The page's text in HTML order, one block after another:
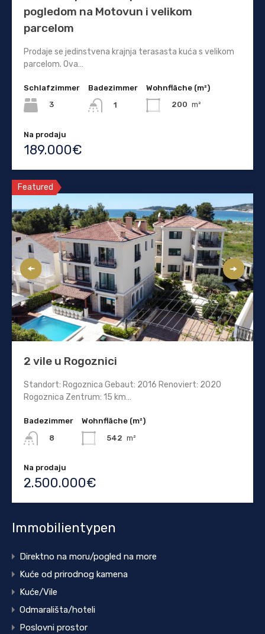
pogledom na Motovun i velikom
parcelom
Prodaje se jedinstvena krajnja terasasta kuća s velikom
parcelom. Ova…
Schlafzimmer
3
Badezimmer
1
Wohnfläche (m²)
200 m²
Na prodaju
189.000€
Featured
2 vile u Rogoznici
Standort: Rogoznica Gebaut: 2016 Renoviert: 2020
Rogoznica Zentrum: 15 km…
Badezimmer
8
Wohnfläche (m²)
542 m²
Na prodaju
2.500.000€
Immobilientypen
Direktno na moru/pogled na more
Kuće od prirodnog kamena
Kuće/Vile
Odmarališta/hoteli
Poslovni prostor